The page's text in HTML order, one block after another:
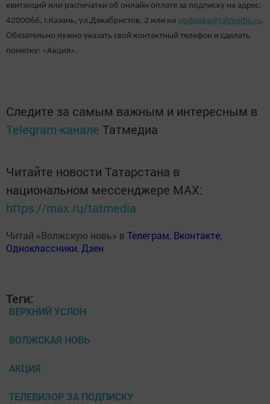
квитанций или распечатки об онлайн оплате за подписку на адрес:
4200066, г.Казань, ул.Декабристов, 2 или на podpiska@tatmedia.ru.
Обязательно нужно указать свой контактный телефон и сделать
пометку: «Акция».
Следите за самым важным и интересным в
Telegram-канале Татмедиа
Читайте новости Татарстана в
национальном мессенджере MАХ:
https://max.ru/tatmedia
Читай «Волжскую новь» в Телеграм, Вконтакте,
Одноклассники,Дзен
Теги:
ВЕРХНИЙ УСЛОН
ВОЛЖСКАЯ НОВЬ
АКЦИЯ
ТЕЛЕВИЗОР ЗА ПОДПИСКУ